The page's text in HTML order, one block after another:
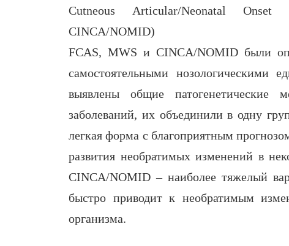
Cutneous Articular/Neonatal
CINCA/NOMID)
FCAS, MWS и CINCA/NOMID были
самостоятельными нозологическими
выявлены общие патогенетические
заболеваний, их объединили в одну
легкая форма с благоприятным
развития необратимых изменений в
CINCA/NOMID – наиболее тяжелый
быстро приводит к необратимым
организма.